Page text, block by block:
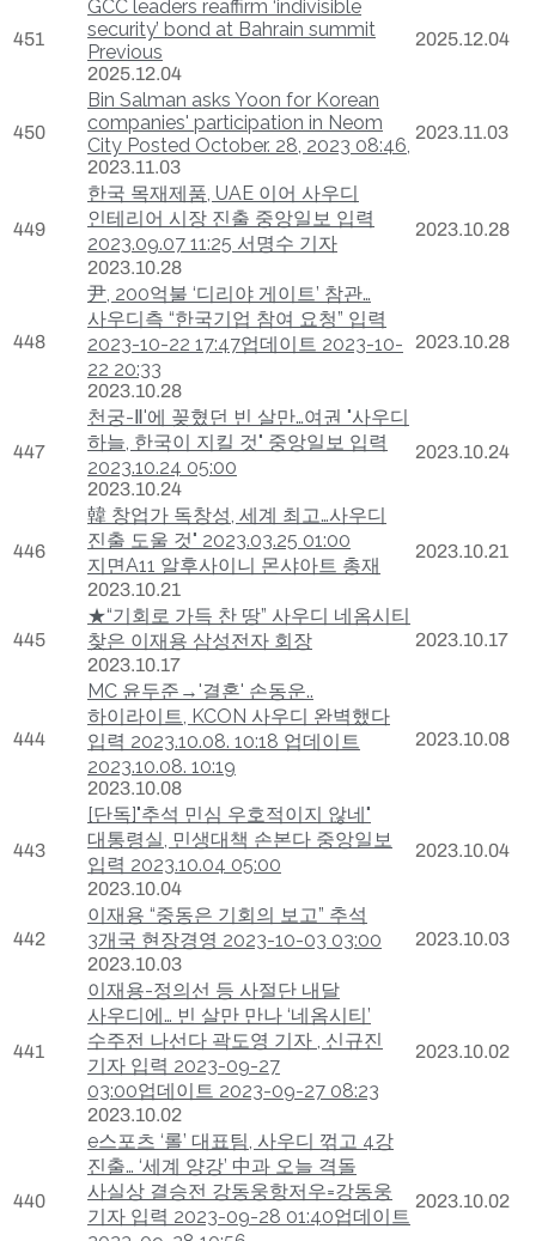
451
GCC leaders reaffirm ‘indivisible
security’ bond at Bahrain summit
Previous
2025.12.04
2025.12.04
450
Bin Salman asks Yoon for Korean
companies' participation in Neom
City Posted October. 28, 2023 08:46,
2023.11.03
2023.11.03
449
한국 목재제품, UAE 이어 사우디
인테리어 시장 진출 중앙일보 입력
2023.09.07 11:25 서명수 기자
2023.10.28
2023.10.28
448
尹, 200억불 ‘디리야 게이트’ 참관…
사우디측 “한국기업 참여 요청” 입력
2023-10-22 17:47업데이트 2023-10-
22 20:33
2023.10.28
2023.10.28
447
천궁-Ⅱ'에 꽂혔던 빈 살만…여권 "사우디
하늘, 한국이 지킬 것" 중앙일보 입력
2023.10.24 05:00
2023.10.24
2023.10.24
446
韓 창업가 독창성, 세계 최고…사우디
진출 도울 것" 2023.03.25 01:00
지면A11 알후사이니 몬샤아트 총재
2023.10.21
2023.10.21
445
★“기회로 가득 찬 땅” 사우디 네옴시티
찾은 이재용 삼성전자 회장
2023.10.17
2023.10.17
444
MC 윤두준→'결혼' 손동운..
하이라이트, KCON 사우디 완벽했다
입력 2023.10.08. 10:18 업데이트
2023.10.08. 10:19
2023.10.08
2023.10.08
443
[단독]"추석 민심 우호적이지 않네"
대통령실, 민생대책 손본다 중앙일보
입력 2023.10.04 05:00
2023.10.04
2023.10.04
442
이재용 “중동은 기회의 보고” 추석
3개국 현장경영 2023-10-03 03:00
2023.10.03
2023.10.03
441
이재용-정의선 등 사절단 내달
사우디에… 빈 살만 만나 ‘네옴시티’
수주전 나선다 곽도영 기자 , 신규진
기자 입력 2023-09-27
03:00업데이트 2023-09-27 08:23
2023.10.02
2023.10.02
440
e스포츠 ‘롤’ 대표팀, 사우디 꺾고 4강
진출… ‘세계 양강’ 中과 오늘 격돌
사실상 결승전 강동웅항저우=강동웅
기자 입력 2023-09-28 01:40업데이트
2023.10.02